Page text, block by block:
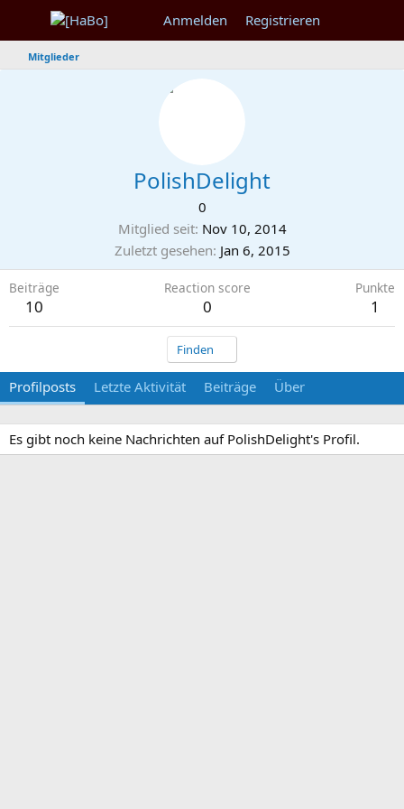
Anmelden Registrieren
Mitglieder
PolishDelight
0
Mitglied seit Nov 10, 2014
Zuletzt gesehen Jan 6, 2015
Beiträge
10
Reaction score
0
Punkte
1
Finden
Profilposts Letzte Aktivität Beiträge Über
Es gibt noch keine Nachrichten auf PolishDelight's Profil.